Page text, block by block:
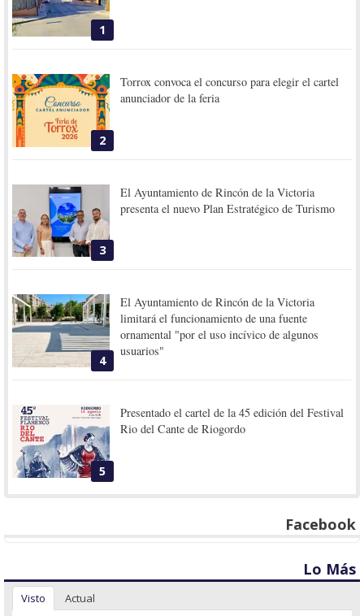
1
2
Torrox convoca el concurso para elegir el cartel
anunciador de la feria
3
El Ayuntamiento de Rincón de la Victoria
presenta el nuevo Plan Estratégico de Turismo
4
El Ayuntamiento de Rincón de la Victoria
limitará el funcionamiento de una fuente
ornamental "por el uso incívico de algunos
usuarios"
5
Presentado el cartel de la 45 edición del Festival
Rio del Cante de Riogordo
Facebook
Lo Más
Visto Actual